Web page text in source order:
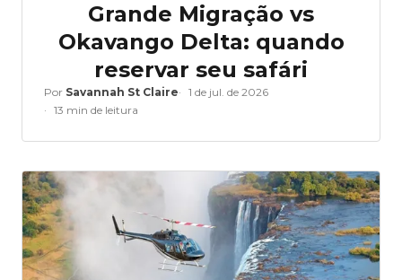
Grande Migração vs
Okavango Delta: quando
reservar seu safári
Por Savannah St Claire
1 de jul. de 2026
13 min de leitura